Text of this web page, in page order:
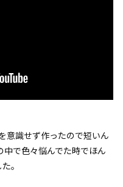
意識せず作ったので短いん
で色々悩んでた時でほん
。